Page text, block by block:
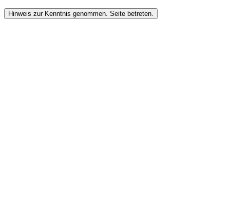
Hinweis zur Kenntnis genommen. Seite betreten.